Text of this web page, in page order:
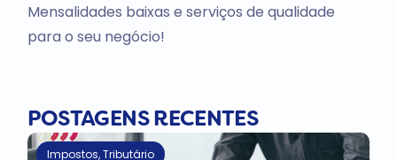
Mensalidades baixas e serviços de qualidade
para o seu negócio!
POSTAGENS RECENTES
Impostos,Tributário